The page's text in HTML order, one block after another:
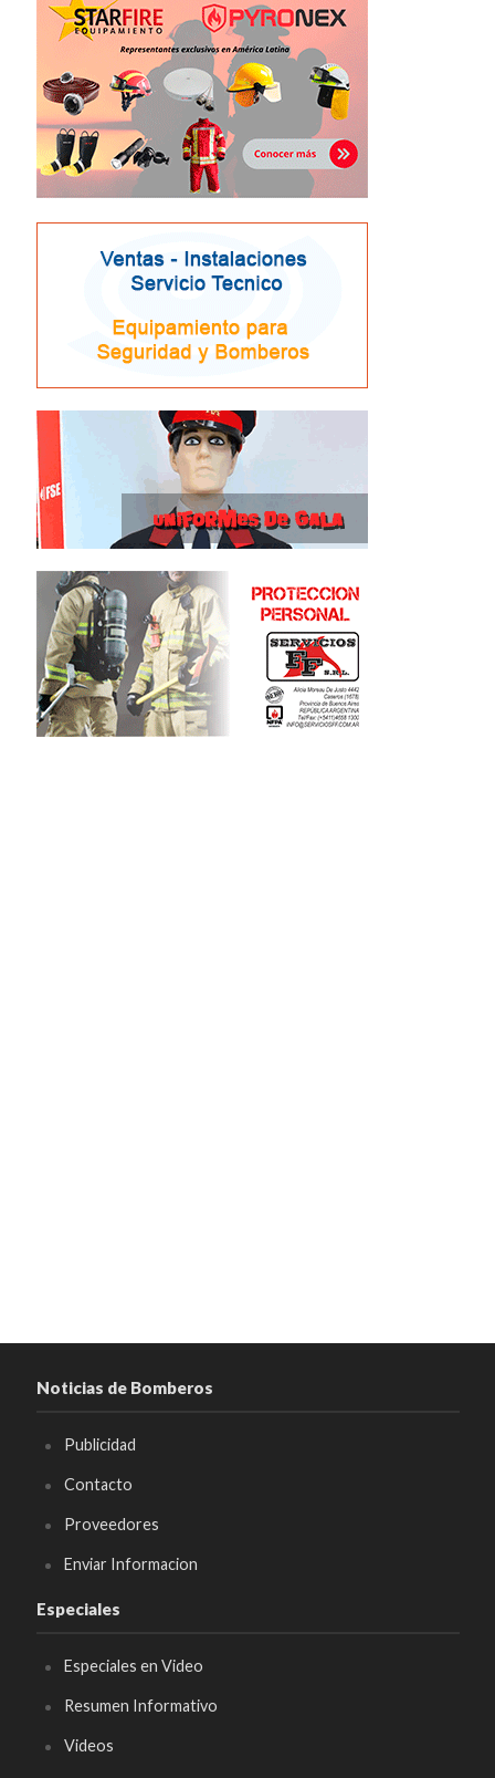
Noticias de Bomberos
Publicidad
Contacto
Proveedores
Enviar Informacion
Especiales
Especiales en Video
Resumen Informativo
Videos